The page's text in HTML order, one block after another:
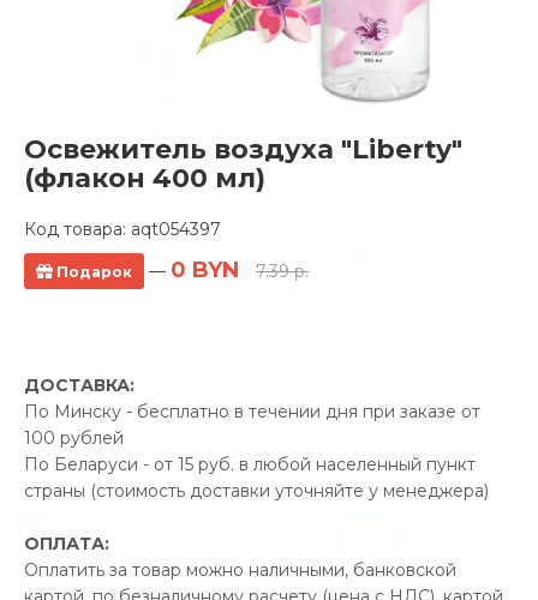
Освежитель воздуха "Liberty"
(флакон 400 мл)
Код товара: aqt054397
Подарок — 0 BYN 7.39 р.
ДОСТАВКА:
По Минску - бесплатно в течении дня при заказе от
100 рублей
По Беларуси - от 15 руб. в любой населенный пункт
страны (стоимость доставки уточняйте у менеджера)
ОПЛАТА:
Оплатить за товар можно наличными, банковской
Полотенцесушитель водяной
Ростела Классик+ 400x800/9 1"
Производитель:Ростела
Код Товара: aqt050864
Экономия25.56 р.